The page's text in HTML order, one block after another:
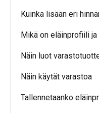
Kuinka lisään eri
Mikä on eläinprofiili
Näin luot
Näin käytät varastoa
Tallennetaanko